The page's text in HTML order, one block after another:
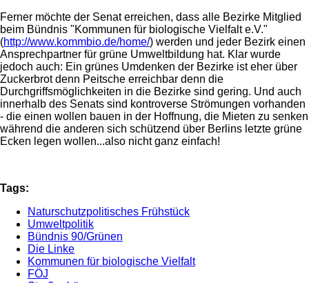
Ferner möchte der Senat erreichen, dass alle Bezirke Mitglied
beim Bündnis "Kommunen für biologische Vielfalt e.V."
(http://www.kommbio.de/home/) werden und jeder Bezirk einen
Ansprechpartner für grüne Umweltbildung hat. Klar wurde
jedoch auch: Ein grünes Umdenken der Bezirke ist eher über
Zuckerbrot denn Peitsche erreichbar denn die
Durchgriffsmöglichkeiten in die Bezirke sind gering. Und auch
innerhalb des Senats sind kontroverse Strömungen vorhanden
- die einen wollen bauen in der Hoffnung, die Mieten zu senken
während die anderen sich schützend über Berlins letzte grüne
Ecken legen wollen...also nicht ganz einfach!
Tags:
Naturschutzpolitisches Frühstück
Umweltpolitik
Bündnis 90/Grünen
Die Linke
Kommunen für biologische Vielfalt
FÖJ